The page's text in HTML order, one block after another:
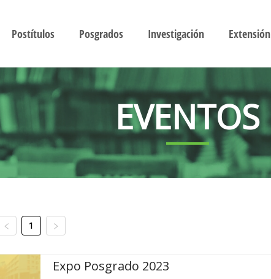
Postítulos Posgrados Investigación Extensión
EVENTOS
1
Expo Posgrado 2023